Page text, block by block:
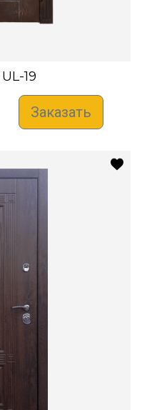
UL-19
Заказать